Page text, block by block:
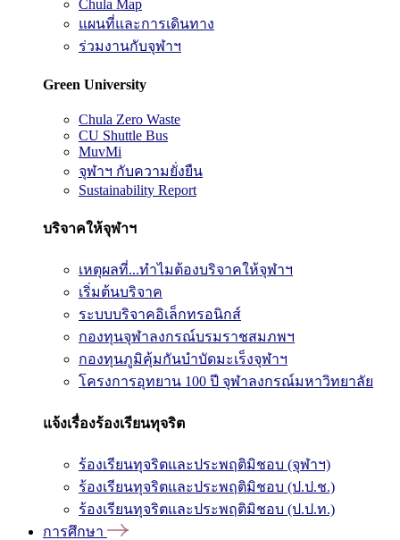
Chula Map
แผนที่และการเดินทาง
ร่วมงานกับจุฬาฯ
Green University
Chula Zero Waste
CU Shuttle Bus
MuvMi
จุฬาฯ กับความยั่งยืน
Sustainability Report
บริจาคให้จุฬาฯ
เหตุผลที่...ทำไมต้องบริจาคให้จุฬาฯ
เริ่มต้นบริจาค
ระบบบริจาคอิเล็กทรอนิกส์
กองทุนจุฬาลงกรณ์บรมราชสมภพฯ
กองทุนภูมิคุ้มกันบำบัดมะเร็งจุฬาฯ
โครงการอุทยาน 100 ปี จุฬาลงกรณ์มหาวิทยาลัย
แจ้งเรื่องร้องเรียนทุจริต
ร้องเรียนทุจริตและประพฤติมิชอบ (จุฬาฯ)
ร้องเรียนทุจริตและประพฤติมิชอบ (ป.ป.ช.)
ร้องเรียนทุจริตและประพฤติมิชอบ (ป.ป.ท.)
การศึกษา